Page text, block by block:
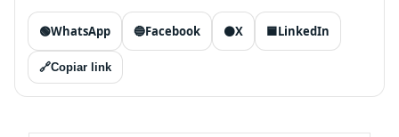
🟢WhatsApp 🔵Facebook ⚫X 🟦LinkedIn
🔗Copiar link